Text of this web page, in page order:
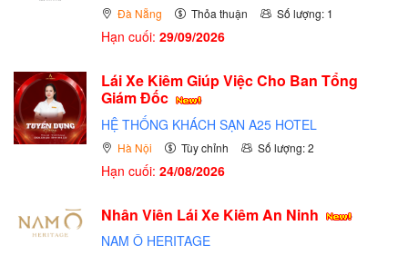
Đà Nẵng Thỏa thuận Số lượng: 1
Hạn cuối: 29/09/2026
Lái Xe Kiêm Giúp Việc Cho Ban Tổng
Giám Đốc
HỆ THỐNG KHÁCH SẠN A25 HOTEL
Hà Nội Tùy chỉnh Số lượng: 2
Hạn cuối: 24/08/2026
Nhân Viên Lái Xe Kiêm An Ninh
NAM Ô HERITAGE